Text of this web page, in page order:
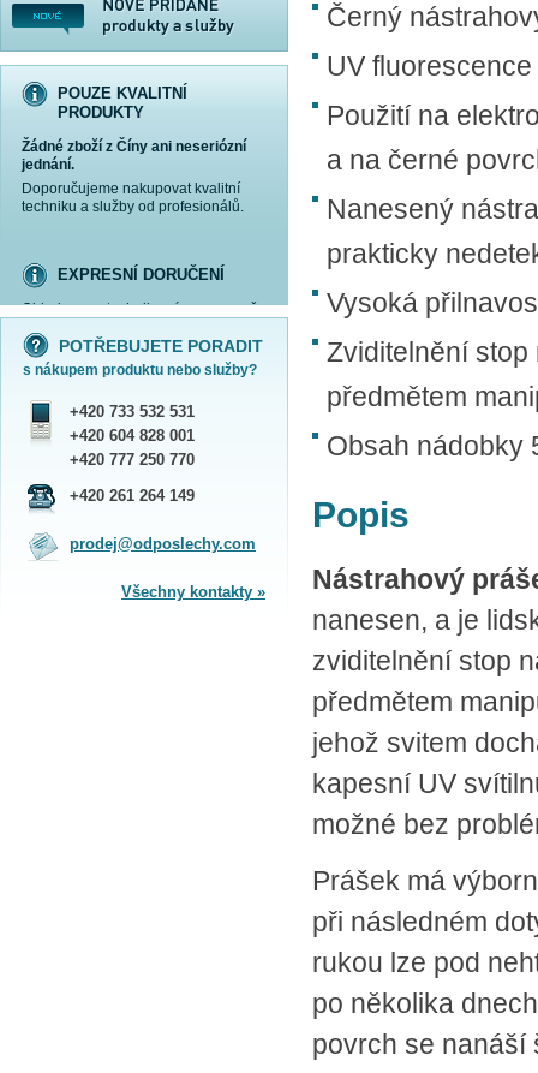
POUZE KVALITNÍ
PRODUKTY
Žádné zboží z Číny ani neseriózní
jednání.
Doporučujeme nakupovat kvalitní
techniku a služby od profesionálů.
více informací »
EXPRESNÍ DORUČENÍ
Objednanou techniku vám expresně
Praha - DNES
ČR - ZÍTRA DO 17 HODIN
Dále zasíláme zboží Obchodním
balíkem České pošty nebo přepravní
službou PPL.
více informací »
SHOWROOM PRAHA
Náš sortiment si můžete
prohlédnout, vyzkoušet a zakoupit
Jsme zkušení odborníci a rádi vám s
více informací »
více informací »
POTŘEBUJETE PORADIT
s nákupem produktu nebo služby?
+420 733 532 531
+420 604 828 001
+420 777 250 770
+420 261 264 149
prodej@odposlechy.com
Všechny kontakty »
Černý
UV
Použití na
a na černé
Nanesený
prakticky
Vysoká
Zviditelnění stop
předmětem
Obsah nádobky
Popis
Nástrahový
nanesen, a je
zviditelnění stop
předmětem
jehož svitem
kapesní UV
možné bez
Prášek má
při následném
rukou lze pod
po několika
povrch se nanáší